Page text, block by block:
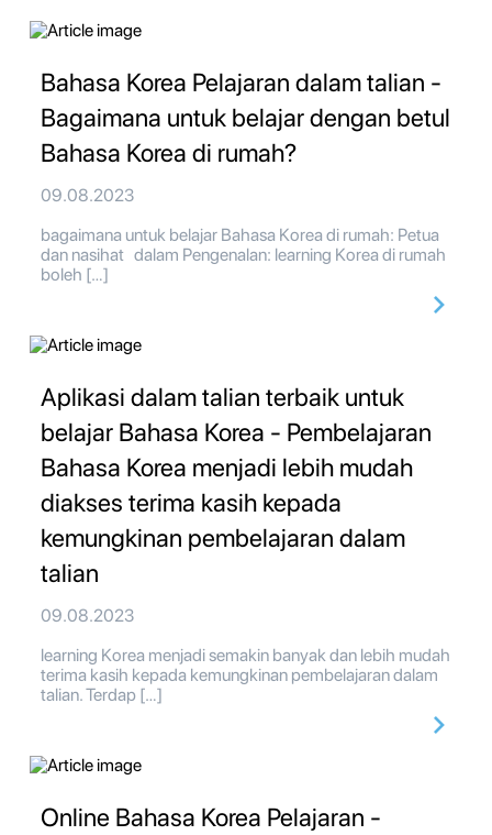
Bahasa Korea Pelajaran dalam talian -
Bagaimana untuk belajar dengan betul
Bahasa Korea di rumah?
09.08.2023
bagaimana untuk belajar Bahasa Korea di rumah: Petua
dan nasihat dalam Pengenalan: learning Korea di rumah
boleh […]
Aplikasi dalam talian terbaik untuk
belajar Bahasa Korea - Pembelajaran
Bahasa Korea menjadi lebih mudah
diakses terima kasih kepada
kemungkinan pembelajaran dalam
talian
09.08.2023
learning Korea menjadi semakin banyak dan lebih mudah
terima kasih kepada kemungkinan pembelajaran dalam
talian. Terdap […]
Online Bahasa Korea Pelajaran -